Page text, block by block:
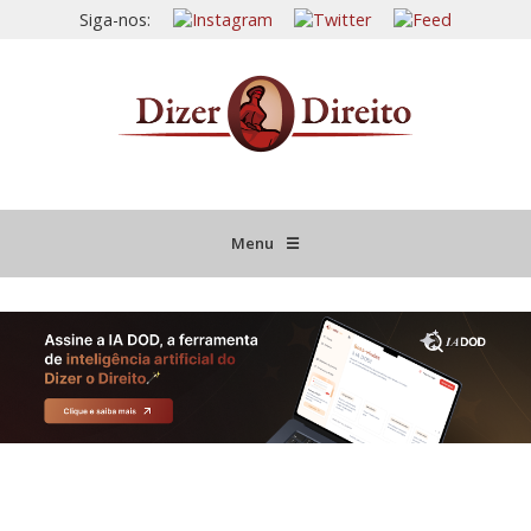
Siga-nos:
Menu ☰
JURISPRUDÊNCIA COMENTADA
INFORMATIVOS COMENTADOS